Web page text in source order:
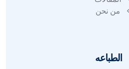
من نحن
الطباعه